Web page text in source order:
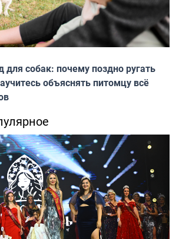
для собак: почему поздно ругать
объяснять питомцу всё